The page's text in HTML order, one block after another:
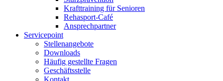
Krafttraining für Senioren
Rehasport-Café
Ansprechpartner
Servicepoint
Stellenangebote
Downloads
Häufig gestellte Fragen
Geschäftsstelle
Kontakt